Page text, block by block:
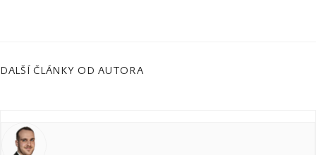
DALŠÍ ČLÁNKY OD AUTORA